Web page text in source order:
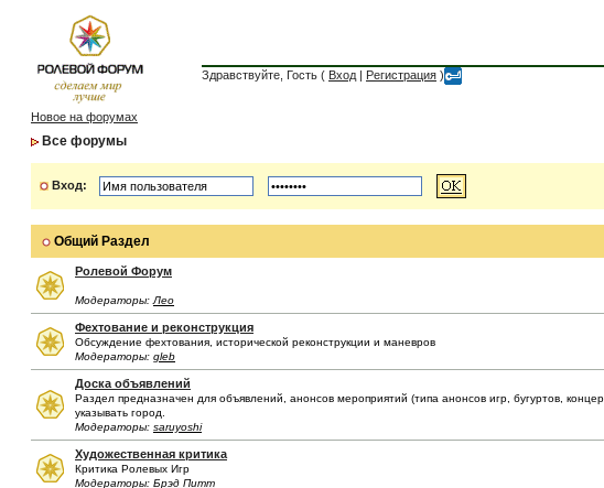
Здравствуйте, Гость ( Вход | Регистрация )
Новое на форумах
Все форумы
Вход:
Общий Раздел
Ролевой Форум
Модераторы: Лео
Фехтование и реконструкция
Обсуждение фехтования, исторической реконструкции и маневров
Модераторы: gleb
Доска объявлений
Раздел предназначен для объявлений, анонсов мероприятий (типа анонсов игр, бугуртов,
указывать город.
Модераторы: saruyoshi
Художественная критика
Критика Ролевых Игр
Модераторы: Брэд Питт